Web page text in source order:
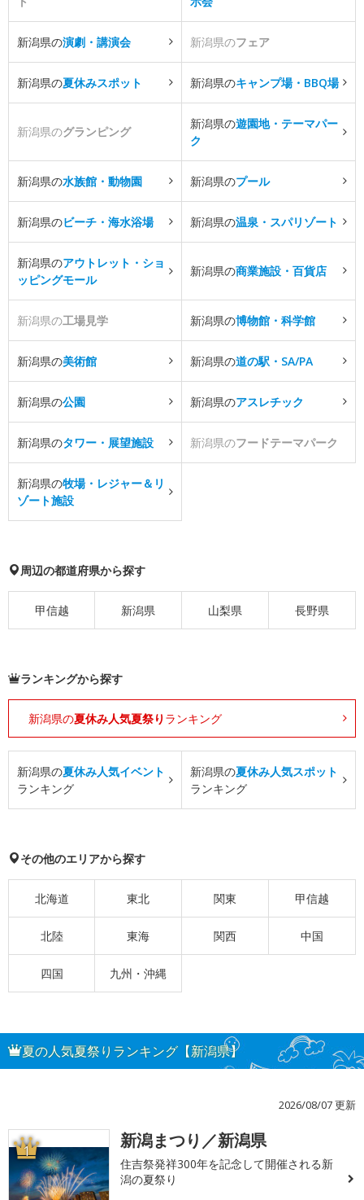
新潟県の演劇・講演会 新潟県のフェア
新潟県の夏休みスポット 新潟県のキャンプ場・BBQ場
新潟県のグランピング
新潟県の遊園地・テーマパー
ク
新潟県の水族館・動物園 新潟県のプール
新潟県のビーチ・海水浴場 新潟県の温泉・スパリゾート
新潟県のアウトレット・ショ
ッピングモール
新潟県の商業施設・百貨店
新潟県の工場見学 新潟県の博物館・科学館
新潟県の美術館 新潟県の道の駅・SA/PA
新潟県の公園 新潟県のアスレチック
新潟県のタワー・展望施設 新潟県のフードテーマパーク
新潟県の牧場・レジャー＆リ
ゾート施設
周辺の都道府県から探す
甲信越 新潟県 山梨県 長野県
ランキングから探す
新潟県の夏休み人気夏祭り ランキング
新潟県の夏休み人気イベント
ランキング
新潟県の夏休み人気スポット
ランキング
その他のエリアから探す
北海道 東北 関東 甲信越
北陸 東海 関西 中国
四国 九州・沖縄
夏の人気夏祭りランキング【新潟県】
2026/08/07 更新
1 新潟まつり／新潟県
住吉祭発祥300年を記念して開催される新
潟の夏祭り